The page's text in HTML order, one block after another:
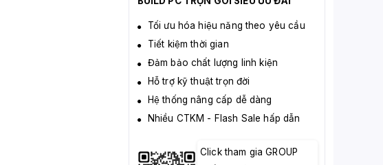
Tối ưu hóa hiệu năng theo yêu cầu
Tiết kiệm thời gian
Đảm bảo chất lượng linh kiện
Hỗ trợ kỹ thuật trọn đời
Hệ thống nâng cấp dễ dàng
Nhiều CTKM - Flash Sale hấp dẫn
Click tham gia GROUP